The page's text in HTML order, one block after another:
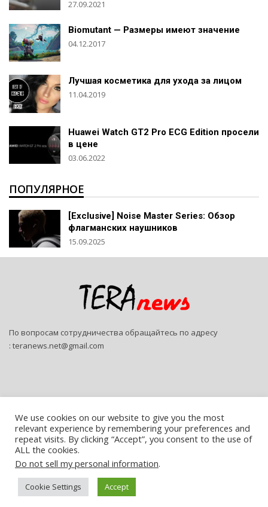
27.09.2021
Biomutant — Размеры имеют значение
04.12.2017
Лучшая косметика для ухода за лицом
11.04.2019
Huawei Watch GT2 Pro ECG Edition просели
в цене
03.06.2022
ПОПУЛЯРНОЕ
[Exclusive] Noise Master Series: Обзор
флагманских наушников
15.09.2025
По вопросам сотрудничества обращайтесь по адресу
: teranews.net@gmail.com
© 2026 - Teranews. All Rights Reserved.
We use cookies on our website to give you the most
relevant experience by remembering your preferences and
repeat visits. By clicking “Accept”, you consent to the use of
ALL the cookies.
Do not sell my personal information.
Cookie Settings AcceptРусский